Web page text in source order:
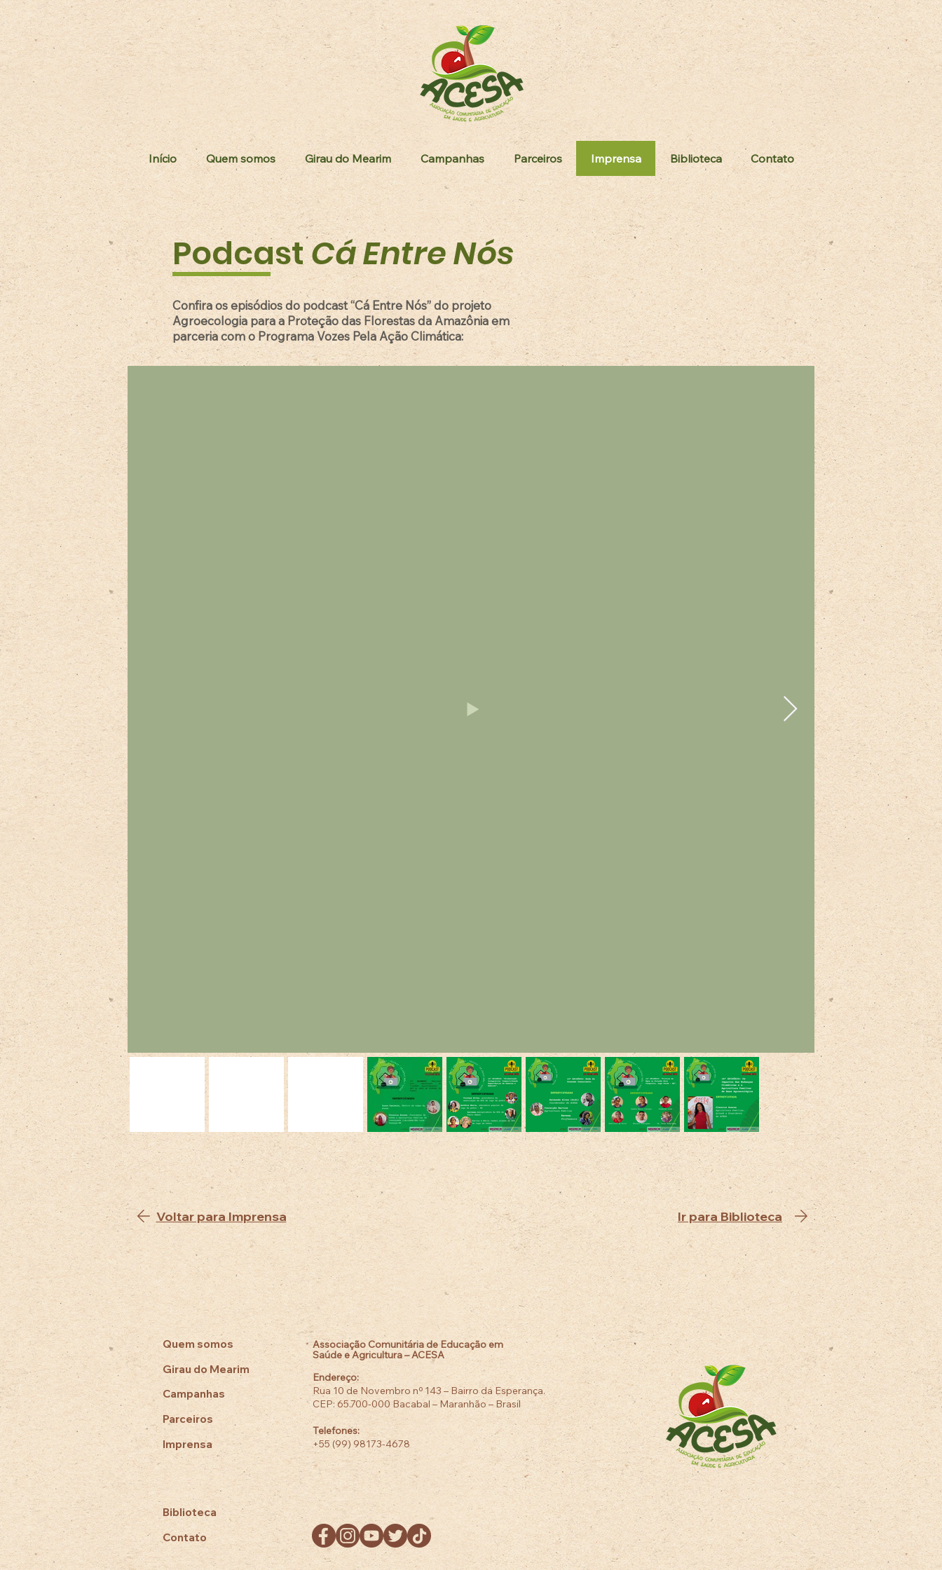
Início Quem somos Girau do Mearim Campanhas Parceiros Imprensa Biblioteca Contato
PodcastCá Entre Nós
Confira os episódios do podcast “Cá Entre Nós” do projeto
Agroecologia para a Proteção das Florestas da Amazônia em
parceria com o Programa Vozes Pela Ação Climática:
Voltar para Imprensa Ir para Biblioteca
Quem somos
Girau do Mearim
Campanhas
Parceiros
Imprensa
Associação Comunitária de Educação em
Saúde e Agricultura – ACESA
Endereço:
Rua 10 de Novembro nº 143 – Bairro da Esperança.
CEP: 65.700-000 Bacabal – Maranhão – Brasil
Telefones:
+55 (99) 98173-4678
Biblioteca
Contato